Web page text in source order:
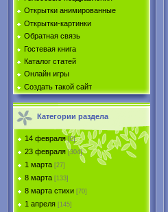
Открытки анимированные
Открытки-картинки
Обратная связь
Гостевая книга
Каталог статей
Онлайн игры
Создать такой сайт
Категории раздела
14 февраля [0]
23 февраля [304]
1 марта [27]
8 марта [133]
8 марта стихи [70]
1 апреля [145]